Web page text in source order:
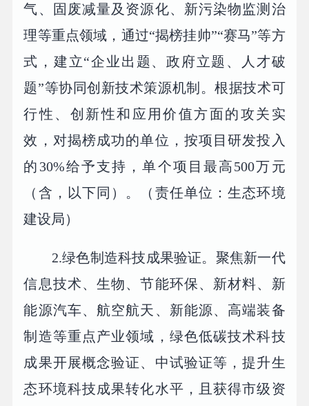
气、固废减量及资源化、新污染物监测治
理等重点领域，通过“揭榜挂帅”“赛马”等方
式，建立“企业出题、政府立题、人才破
题”等协同创新技术策源机制。根据技术可
行性、创新性和应用价值方面的攻关实
效，对揭榜成功的单位，按项目研发投入
的30%给予支持，单个项目最高500万元
（含，以下同）。（责任单位：生态环境
建设局）
2.绿色制造科技成果验证。聚焦新一代
信息技术、生物、节能环保、新材料、新
能源汽车、航空航天、新能源、高端装备
制造等重点产业领域，绿色低碳技术科技
成果开展概念验证、中试验证等，提升生
态环境科技成果转化水平，且获得市级资